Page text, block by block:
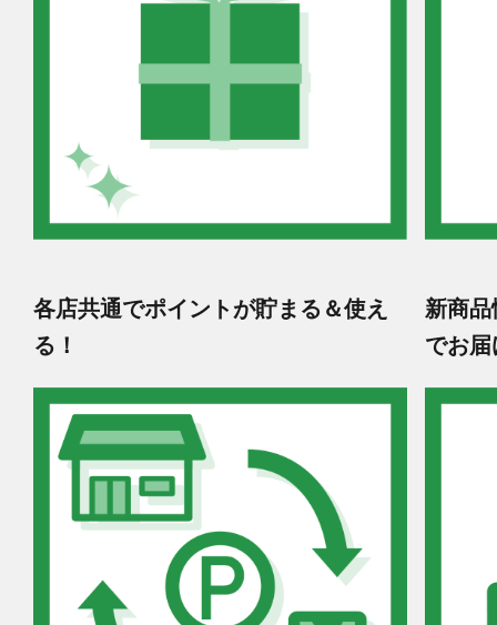
各店共通でポイントが貯まる＆使え
る！
新商
でお届